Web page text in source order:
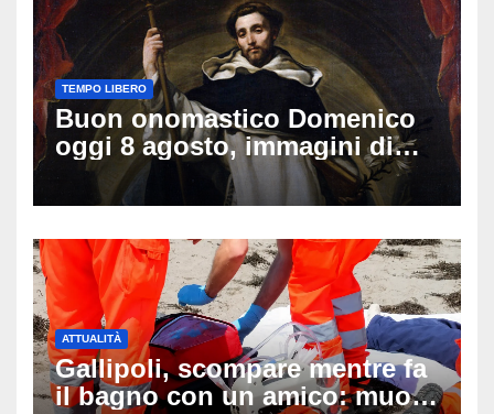
TEMPO LIBERO
Buon onomastico Domenico
oggi 8 agosto, immagini di
auguri da condividere
ATTUALITÀ
Gallipoli, scompare mentre fa
il bagno con un amico: muore